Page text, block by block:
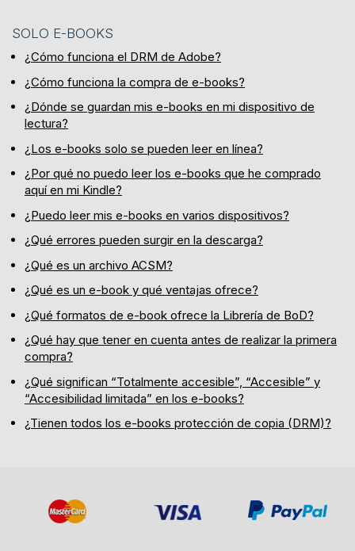
SOLO E-BOOKS
¿Cómo funciona el DRM de Adobe?
¿Cómo funciona la compra de e-books?
¿Dónde se guardan mis e-books en mi dispositivo de
lectura?
¿Los e-books solo se pueden leer en línea?
¿Por qué no puedo leer los e-books que he comprado
aquí en mi Kindle?
¿Puedo leer mis e-books en varios dispositivos?
¿Qué errores pueden surgir en la descarga?
¿Qué es un archivo ACSM?
¿Qué es un e-book y qué ventajas ofrece?
¿Qué formatos de e-book ofrece la Librería de BoD?
¿Qué hay que tener en cuenta antes de realizar la primera
compra?
¿Qué significan “Totalmente accesible”, “Accesible” y
“Accesibilidad limitada” en los e-books?
¿Tienen todos los e-books protección de copia (DRM)?